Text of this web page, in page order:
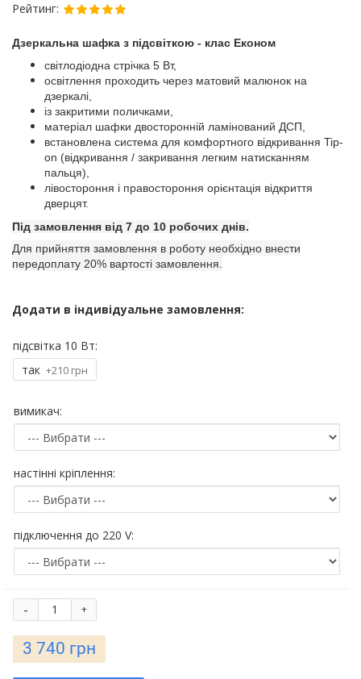
Рейтинг:
Дзеркальна шафка з підсвіткою - клас Економ
світлодіодна стрічка 5 Вт,
освітлення проходить через матовий малюнок на
дзеркалі
із закритими поличками,
матеріал шафки двосторонній ламінований ДСП,
встановлена система для комфортного відкривання Tip-
on (відкривання / закривання легким натисканням
пальця),
лівостороння і правостороння орієнтація відкриття
дверцят.
Під замовлення від 7 до 10 робочих днів.
Для прийняття замовлення в роботу необхідно внести
передоплату 20% вартості замовлення.
Додати в індивідуальне замовлення:
підсвітка 10 Вт:
так +210 грн
вимикач:
настінні кріплення:
підключення до 220 V:
+
-
3 740 грн